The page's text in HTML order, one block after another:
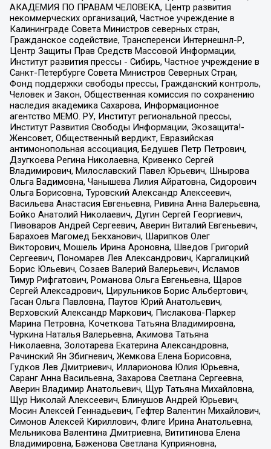
АКАДЕМИЯ ПО ПРАВАМ ЧЕЛОВЕКА, Центр развития
некоммерческих организаций, Частное учреждение в
Калининграде Совета Министров северных стран,
Гражданское содействие, Трансперенси Интернешнл-Р,
Центр Защиты Прав Средств Массовой Информации,
Институт развития прессы - Сибирь, Частное учреждение в
Санкт-Петербурге Совета Министров Северных Стран,
Фонд поддержки свободы прессы, Гражданский контроль,
Человек и Закон, Общественная комиссия по сохранению
наследия академика Сахарова, Информационное
агентство МЕМО. РУ, Институт региональной прессы,
Институт Развития Свободы Информации, Экозащита!-
Женсовет, Общественный вердикт, Евразийская
антимонопольная ассоциация, Бедушев Петр Петрович,
Дзугкоева Регина Николаевна, Кривенко Сергей
Владимирович, Милославский Павел Юрьевич, Шнырова
Ольга Вадимовна, Чанышева Лилия Айратовна, Сидорович
Ольга Борисовна, Туровский Александр Алексеевич,
Васильева Анастасия Евгеньевна, Ривина Анна Валерьевна,
Бойко Анатолий Николаевич, Дугин Сергей Георгиевич,
Пивоваров Андрей Сергеевич, Аверин Виталий Евгеньевич,
Барахоев Магомед Бекханович, Шарипков Олег
Викторович, Мошель Ирина Ароновна, Шведов Григорий
Сергеевич, Пономарев Лев Александрович, Каргалицкий
Борис Юльевич, Созаев Валерий Валерьевич, Исламов
Тимур Рифгатович, Романова Ольга Евгеньевна, Щаров
Сергей Алексадрович, Цирульников Борис Альбертович,
Гасан Ольга Павловна, Паутов Юрий Анатольевич,
Верховский Александр Маркович, Пислакова-Паркер
Марина Петровна, Кочеткова Татьяна Владимировна,
Чуркина Наталья Валерьевна, Акимова Татьяна
Николаевна, Золотарева Екатерина Александровна,
Рачинский Ян Збигневич, Жемкова Елена Борисовна,
Гудков Лев Дмитриевич, Илларионова Юлия Юрьевна,
Саранг Анна Васильевна, Захарова Светлана Сергеевна,
Аверин Владимир Анатольевич, Щур Татьяна Михайловна,
Щур Николай Алексеевич, Блинушов Андрей Юрьевич,
Мосин Алексей Геннадьевич, Гефтер Валентин Михайлович,
Симонов Алексей Кириллович, Флиге Ирина Анатольевна,
Мельникова Валентина Дмитриевна, Вититинова Елена
Владимировна, Баженова Светлана Куприяновна,